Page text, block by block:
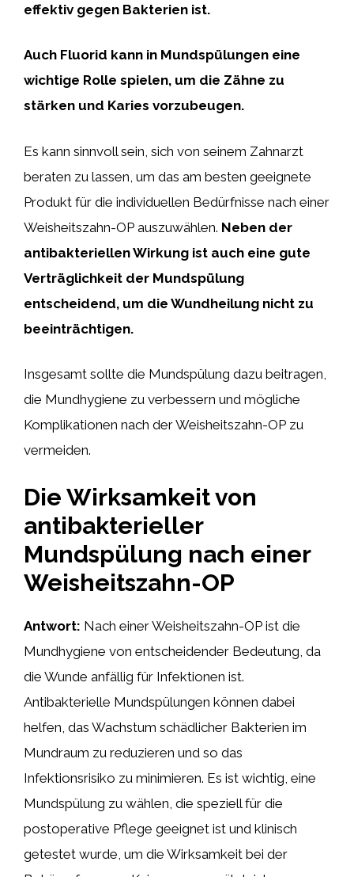
effektiv gegen Bakterien ist.
Auch Fluorid kann in Mundspülungen eine
wichtige Rolle spielen, um die Zähne zu
stärken und Karies vorzubeugen.
Es kann sinnvoll sein, sich von seinem Zahnarzt
beraten zu lassen, um das am besten geeignete
Produkt für die individuellen Bedürfnisse nach einer
Weisheitszahn-OP auszuwählen. Neben der
antibakteriellen Wirkung ist auch eine gute
Verträglichkeit der Mundspülung
entscheidend, um die Wundheilung nicht zu
beeinträchtigen.
Insgesamt sollte die Mundspülung dazu beitragen,
die Mundhygiene zu verbessern und mögliche
Komplikationen nach der Weisheitszahn-OP zu
vermeiden.
Die Wirksamkeit von
antibakterieller
Mundspülung nach einer
Weisheitszahn-OP
Antwort: Nach einer Weisheitszahn-OP ist die
Mundhygiene von entscheidender Bedeutung, da
die Wunde anfällig für Infektionen ist.
Antibakterielle Mundspülungen können dabei
helfen, das Wachstum schädlicher Bakterien im
Mundraum zu reduzieren und so das
Infektionsrisiko zu minimieren. Es ist wichtig, eine
Mundspülung zu wählen, die speziell für die
postoperative Pflege geeignet ist und klinisch
getestet wurde, um die Wirksamkeit bei der